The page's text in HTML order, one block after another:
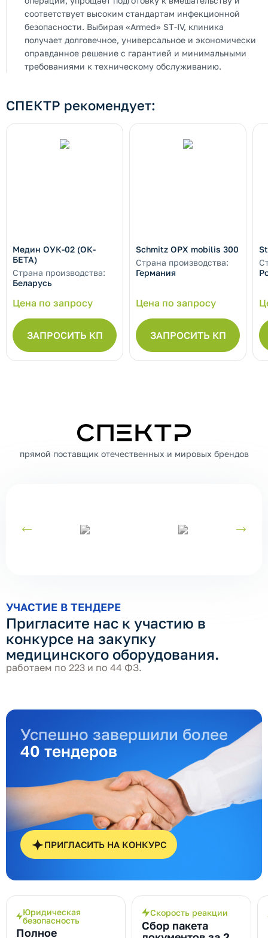
соответствует высоким стандартам инфекционной
безопасности. Выбирая «Armed» ST-IV, клиника
получает долговечное, универсальное и экономически
оправданное решение с гарантией и минимальными
требованиями к техническому обслуживанию.
СПЕКТР рекомендует:
Медин ОУК-02 (ОК-
БЕТА)
Страна производства:
Беларусь
Цена по запросу
ЗАПРОСИТЬ КП
Schmitz OPX mobilis 300
Страна производства:
Германия
Цена по запросу
ЗАПРОСИТЬ КП
СПЕКТР
прямой поставщик отечественных и мировых брендов
УЧАСТИЕ В ТЕНДЕРЕ
Пригласите нас к участию в
конкурсе на закупку
медицинского оборудования.
работаем по 223 и по 44 ФЗ.
Успешно завершили более
40 тендеров
ПРИГЛАСИТЬ НА КОНКУРС
Юридическая
безопасность
Полное
Скорость реакции
Сбор пакета